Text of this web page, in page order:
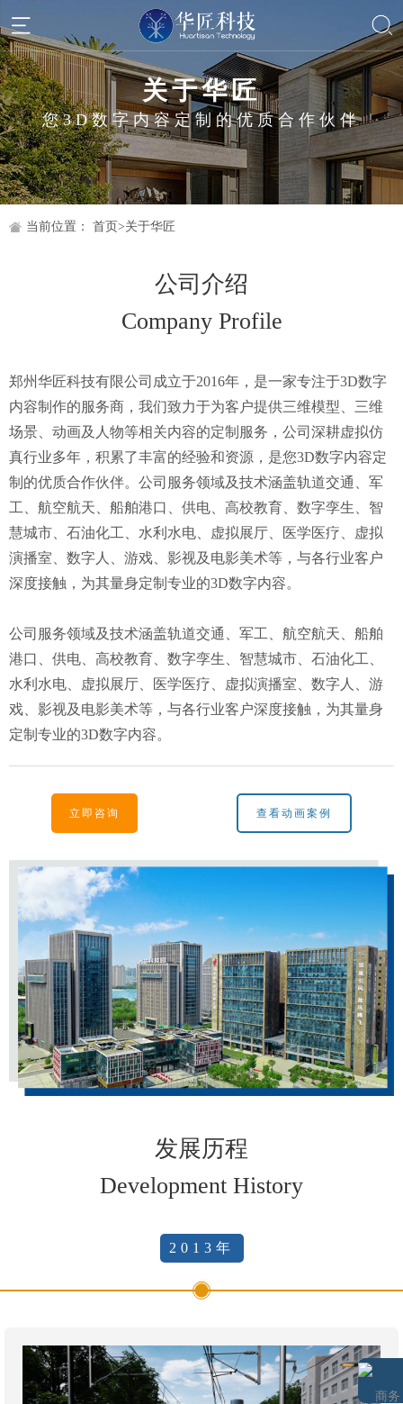
关于华匠
您3D数字内容定制的优质合作伙伴
当前位置： 首页>关于华匠
公司介绍
Company Profile
郑州华匠科技有限公司成立于2016年，是一家专注于3D数字
内容制作的服务商，我们致力于为客户提供三维模型、三维
场景、动画及人物等相关内容的定制服务，公司深耕虚拟仿
真行业多年，积累了丰富的经验和资源，是您3D数字内容定
制的优质合作伙伴。公司服务领域及技术涵盖轨道交通、军
工、航空航天、船舶港口、供电、高校教育、数字孪生、智
慧城市、石油化工、水利水电、虚拟展厅、医学医疗、虚拟
演播室、数字人、游戏、影视及电影美术等，与各行业客户
深度接触，为其量身定制专业的3D数字内容。
公司服务领域及技术涵盖轨道交通、军工、航空航天、船舶
港口、供电、高校教育、数字孪生、智慧城市、石油化工、
水利水电、虚拟展厅、医学医疗、虚拟演播室、数字人、游
戏、影视及电影美术等，与各行业客户深度接触，为其量身
定制专业的3D数字内容。
立即咨询 查看动画案例
发展历程
Development History
2013年